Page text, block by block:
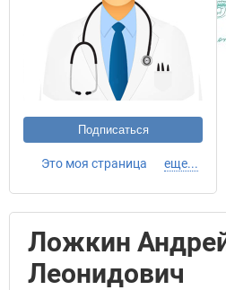
Подписаться
Это моя страница еще...
Ложкин
Леонидович